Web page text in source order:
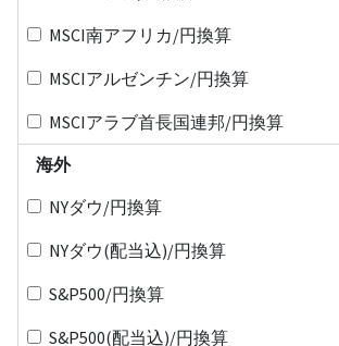
MSCI南アフリカ/円換算
MSCIアルゼンチン/円換算
MSCIアラブ首長国連邦/円換算
海外
NYダウ/円換算
NYダウ(配当込)/円換算
S&P500/円換算
S&P500(配当込)/円換算